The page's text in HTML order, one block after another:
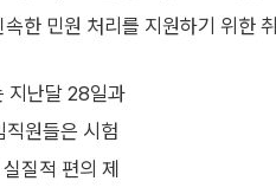
한 민원 처리를 지원하기 위한
지난달 28일과
원들은 시험
질적 편의 제